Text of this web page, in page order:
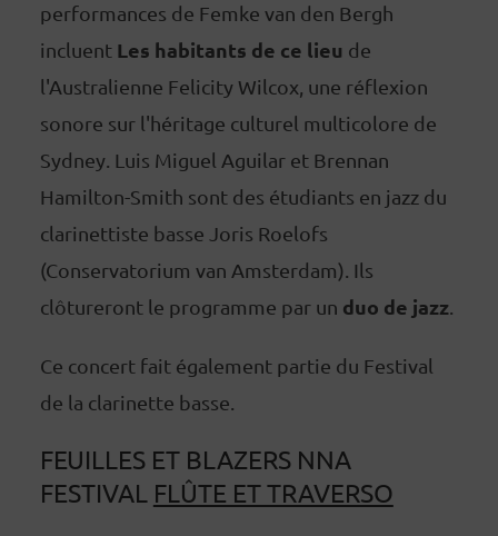
performances de Femke van den Bergh
incluent Les habitants de ce lieu de
l'Australienne Felicity Wilcox, une réflexion
sonore sur l'héritage culturel multicolore de
Sydney. Luis Miguel Aguilar et Brennan
Hamilton-Smith sont des étudiants en jazz du
clarinettiste basse Joris Roelofs
(Conservatorium van Amsterdam). Ils
clôtureront le programme par un duo de jazz.
Ce concert fait également partie du Festival
de la clarinette basse.
FEUILLES ET BLAZERS NNA
FESTIVAL FLÛTE ET TRAVERSO